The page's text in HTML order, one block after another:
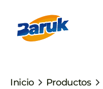
Inicio Productos